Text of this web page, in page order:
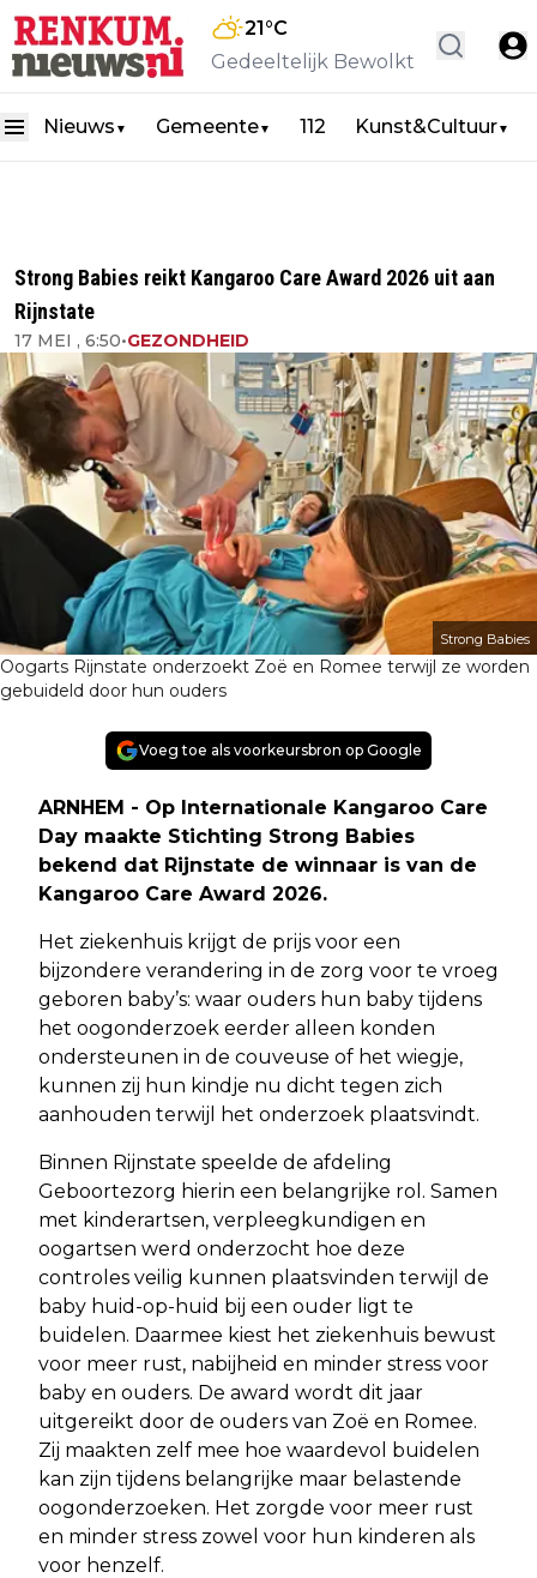
21 °C
Gedeeltelijk Bewolkt
Nieuws ▼ Gemeente▼ 112 Kunst&Cultuur▼
Strong Babies reikt Kangaroo Care Award 2026 uit aan
Rijnstate
17 MEI , 6:50•GEZONDHEID
Strong Babies
Oogarts Rijnstate onderzoekt Zoë en Romee terwijl ze worden
gebuideld door hun ouders
Voeg toe als voorkeursbron op Google
ARNHEM - Op Internationale Kangaroo Care
Day maakte Stichting Strong Babies
bekend dat Rijnstate de winnaar is van de
Kangaroo Care Award 2026.
Het ziekenhuis krijgt de prijs voor een
bijzondere verandering in de zorg voor te vroeg
geboren baby’s: waar ouders hun baby tijdens
het oogonderzoek eerder alleen konden
ondersteunen in de couveuse of het wiegje,
kunnen zij hun kindje nu dicht tegen zich
aanhouden terwijl het onderzoek plaatsvindt.
Binnen Rijnstate speelde de afdeling
Geboortezorg hierin een belangrijke rol. Samen
met kinderartsen, verpleegkundigen en
oogartsen werd onderzocht hoe deze
controles veilig kunnen plaatsvinden terwijl de
baby huid-op-huid bij een ouder ligt te
buidelen. Daarmee kiest het ziekenhuis bewust
voor meer rust, nabijheid en minder stress voor
baby en ouders. De award wordt dit jaar
uitgereikt door de ouders van Zoë en Romee.
Zij maakten zelf mee hoe waardevol buidelen
kan zijn tijdens belangrijke maar belastende
oogonderzoeken. Het zorgde voor meer rust
en minder stress zowel voor hun kinderen als
voor henzelf.